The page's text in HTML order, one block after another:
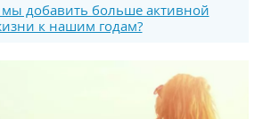
добавить больше активной
к нашим годам?